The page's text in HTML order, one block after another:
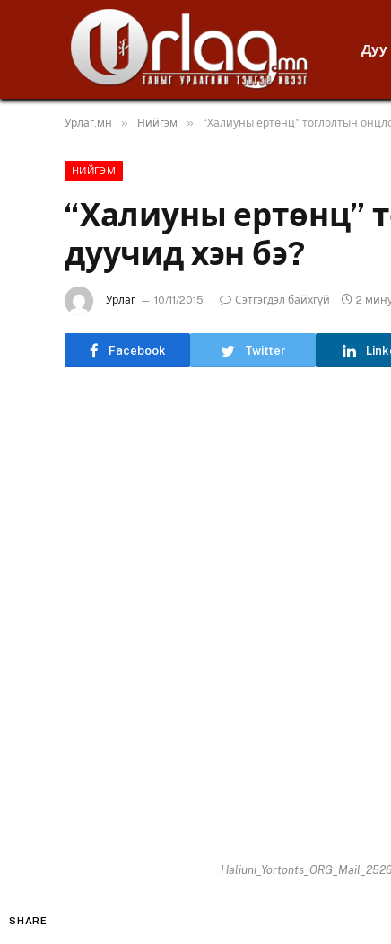
Дуу
Урлаг.мн » Нийгэм » “Халиуны ертөнц” тоглолтын
НИЙГЭМ
“Халиуны ертөнц”
дуучид хэн бэ?
Урлаг 10/11/2015 Сэтгэгдэл байхгүй 2
Facebook Twitter
SHARE